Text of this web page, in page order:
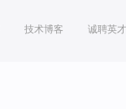
技术博客 诚聘英才